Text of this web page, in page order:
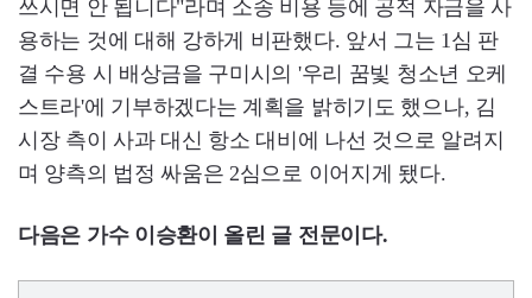
쓰시면 안 됩니다"라며 소송 비용 등에 공적 자금을 사
용하는 것에 대해 강하게 비판했다. 앞서 그는 1심 판
결 수용 시 배상금을 구미시의 '우리 꿈빛 청소년 오케
스트라'에 기부하겠다는 계획을 밝히기도 했으나, 김
시장 측이 사과 대신 항소 대비에 나선 것으로 알려지
며 양측의 법정 싸움은 2심으로 이어지게 됐다.
다음은 가수 이승환이 올린 글 전문이다.